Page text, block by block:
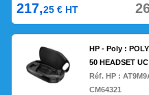
217,25 € HT
HP - Poly :
50 HEADSET
Réf. HP :
CM64321